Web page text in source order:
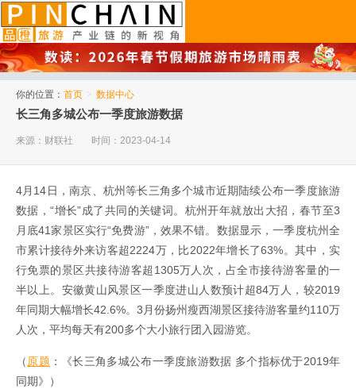
你的位置： 首页 > 数据中心
长三角多城公布一季度旅游数据
来源：财联社 时间：2023-04-14
4月14日，南京、杭州等长三角多个城市近期陆续公布一季度旅游
数据，“增长”成了共同的关键词。杭州开年就放出大招，春节至3
月底41家景区实行“免费游”，效果不错。数据显示，一季度杭州全
市累计接待外来访客超2224万，比2022年增长了63%。其中，实
行免票的景区共接待游客超1305万人次，占全市接待游客量的一
半以上。安徽黄山风景区一季度进山人数预计超84万人，较2019
年同期大幅增长42.6%。3月份扬州瘦西湖景区接待游客量约110万
人次，平均每天有200多个大小旅行团入园游览。
（原题 ：《长三角多城公布一季度旅游数据 多个指标优于2019年
同期》）